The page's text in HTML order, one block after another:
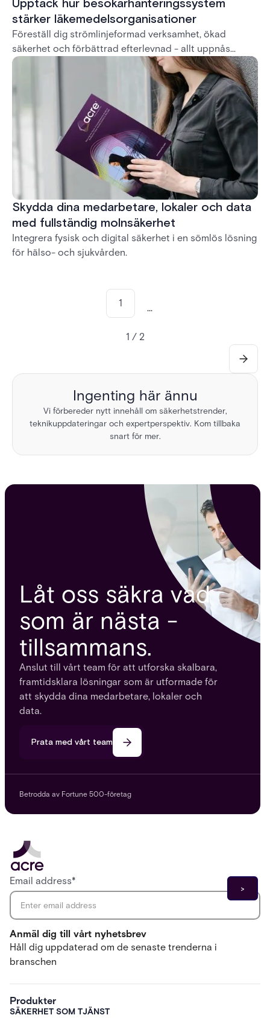
Upptäck hur besökarhanteringssystem
stärker läkemedelsorganisationer
Föreställ dig strömlinjeformad verksamhet, ökad
säkerhet och förbättrad efterlevnad - allt uppnås
enkelt med vårt system.
Skydda dina medarbetare, lokaler och data
med fullständig molnsäkerhet
Integrera fysisk och digital säkerhet i en sömlös lösning
för hälso- och sjukvården.
1 ...
1 / 2
Ingenting här ännu
Vi förbereder nytt innehåll om säkerhetstrender,
teknikuppdateringar och expertperspektiv. Kom tillbaka
snart för mer.
Låt oss säkra vad
som är nästa -
tillsammans.
Anslut till vårt team för att utforska skalbara,
framtidsklara lösningar som är utformade för
att skydda dina medarbetare, lokaler och
data.
Prata med vårt team
Betrodda av Fortune 500-företag
Anmäl dig till vårt nyhetsbrev
Håll dig uppdaterad om de senaste trenderna i
branschen
Email address*
Produkter
SÄKERHET SOM TJÄNST